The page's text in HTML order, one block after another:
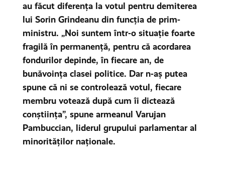
au făcut diferența la votul pentru demiterea
lui Sorin Grindeanu din funcția de prim-
ministru. „Noi suntem într-o situație foarte
fragilă în permanență, pentru că acordarea
fondurilor depinde, în fiecare an, de
bunăvoința clasei politice. Dar n-aș putea
spune că ni se controlează votul, fiecare
membru votează după cum îi dictează
conștiința”, spune armeanul Varujan
Pambuccian, liderul grupului parlamentar al
minorităților naționale.